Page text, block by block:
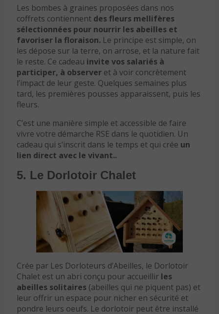
Les bombes à graines proposées dans nos
coffrets contiennent des fleurs mellifères
sélectionnées pour nourrir les abeilles et
favoriser la floraison. Le principe est simple, on
les dépose sur la terre, on arrose, et la nature fait
le reste. Ce cadeau invite vos salariés à
participer, à observer et à voir concrètement
l’impact de leur geste. Quelques semaines plus
tard, les premières pousses apparaissent, puis les
fleurs.
C’est une manière simple et accessible de faire
vivre votre démarche RSE dans le quotidien. Un
cadeau qui s’inscrit dans le temps et qui crée un
lien direct avec le vivant..
5. Le Dorlotoir Chalet
Crée par Les Dorloteurs d’Abeilles, le Dorlotoir
Chalet est un abri conçu pour accueillir les
abeilles solitaires (abeilles qui ne piquent pas) et
leur offrir un espace pour nicher en sécurité et
pondre leurs oeufs. Le dorlotoir peut être installé